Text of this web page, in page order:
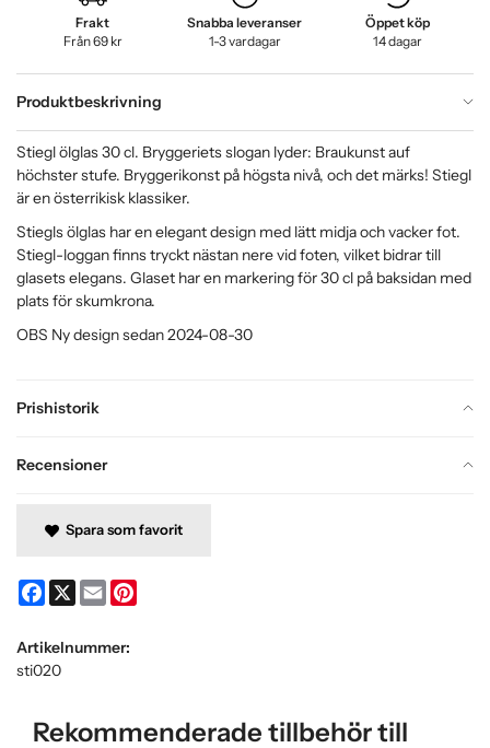
Frakt
Från 69 kr
Snabba leveranser
1-3 vardagar
Öppet köp
14 dagar
Produktbeskrivning
Prishistorik
Recensioner
Stiegl ölglas 30 cl. Bryggeriets slogan lyder: Braukunst auf
höchster stufe. Bryggerikonst på högsta nivå, och det märks! Stiegl
är en österrikisk klassiker.
Stiegls ölglas har en elegant design med lätt midja och vacker fot.
Stiegl-loggan finns tryckt nästan nere vid foten, vilket bidrar till
glasets elegans. Glaset har en markering för 30 cl på baksidan med
plats för skumkrona.
OBS Ny design sedan 2024-08-30
Spara som favorit
Facebook
X Email
Artikelnummer:
sti020
Rekommenderade tillbehör till